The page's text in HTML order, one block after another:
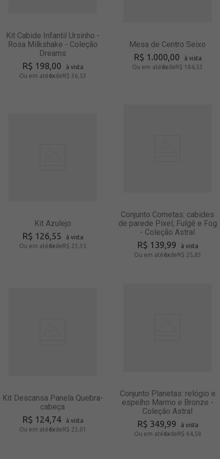
Kit Cabide Infantil Ursinho -
Rosa Milkshake - Coleção
Dreams
R$ 198,00
à vista
Ou em até6xdeR$ 36,53
Mesa de Centro Seixo
R$ 1 .000,00
à vista
Ou em até6xdeR$ 184,53
Kit Azulejo
R$ 126,55
à vista
Ou em até6xdeR$ 23,35
Conjunto Cometas: cabides
de parede Pixel, Fulgê e Fog
- Coleção Astral
R$ 139,99
à vista
Ou em até6xdeR$ 25,83
Kit Descansa Panela Quebra-
cabeça
R$ 124,74
à vista
Ou em até6xdeR$ 23,01
Conjunto Planetas: relógio e
espelho Marmo e Bronze -
Coleção Astral
R$ 349,99
à vista
Ou em até6xdeR$ 64,58